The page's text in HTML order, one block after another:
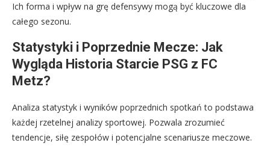
Ich forma i wpływ na grę defensywy mogą być kluczowe dla
całego sezonu.
Statystyki i Poprzednie Mecze: Jak
Wygląda Historia Starcie PSG z FC
Metz?
Analiza statystyk i wyników poprzednich spotkań to podstawa
każdej rzetelnej analizy sportowej. Pozwala zrozumieć
tendencje, siłę zespołów i potencjalne scenariusze meczowe.